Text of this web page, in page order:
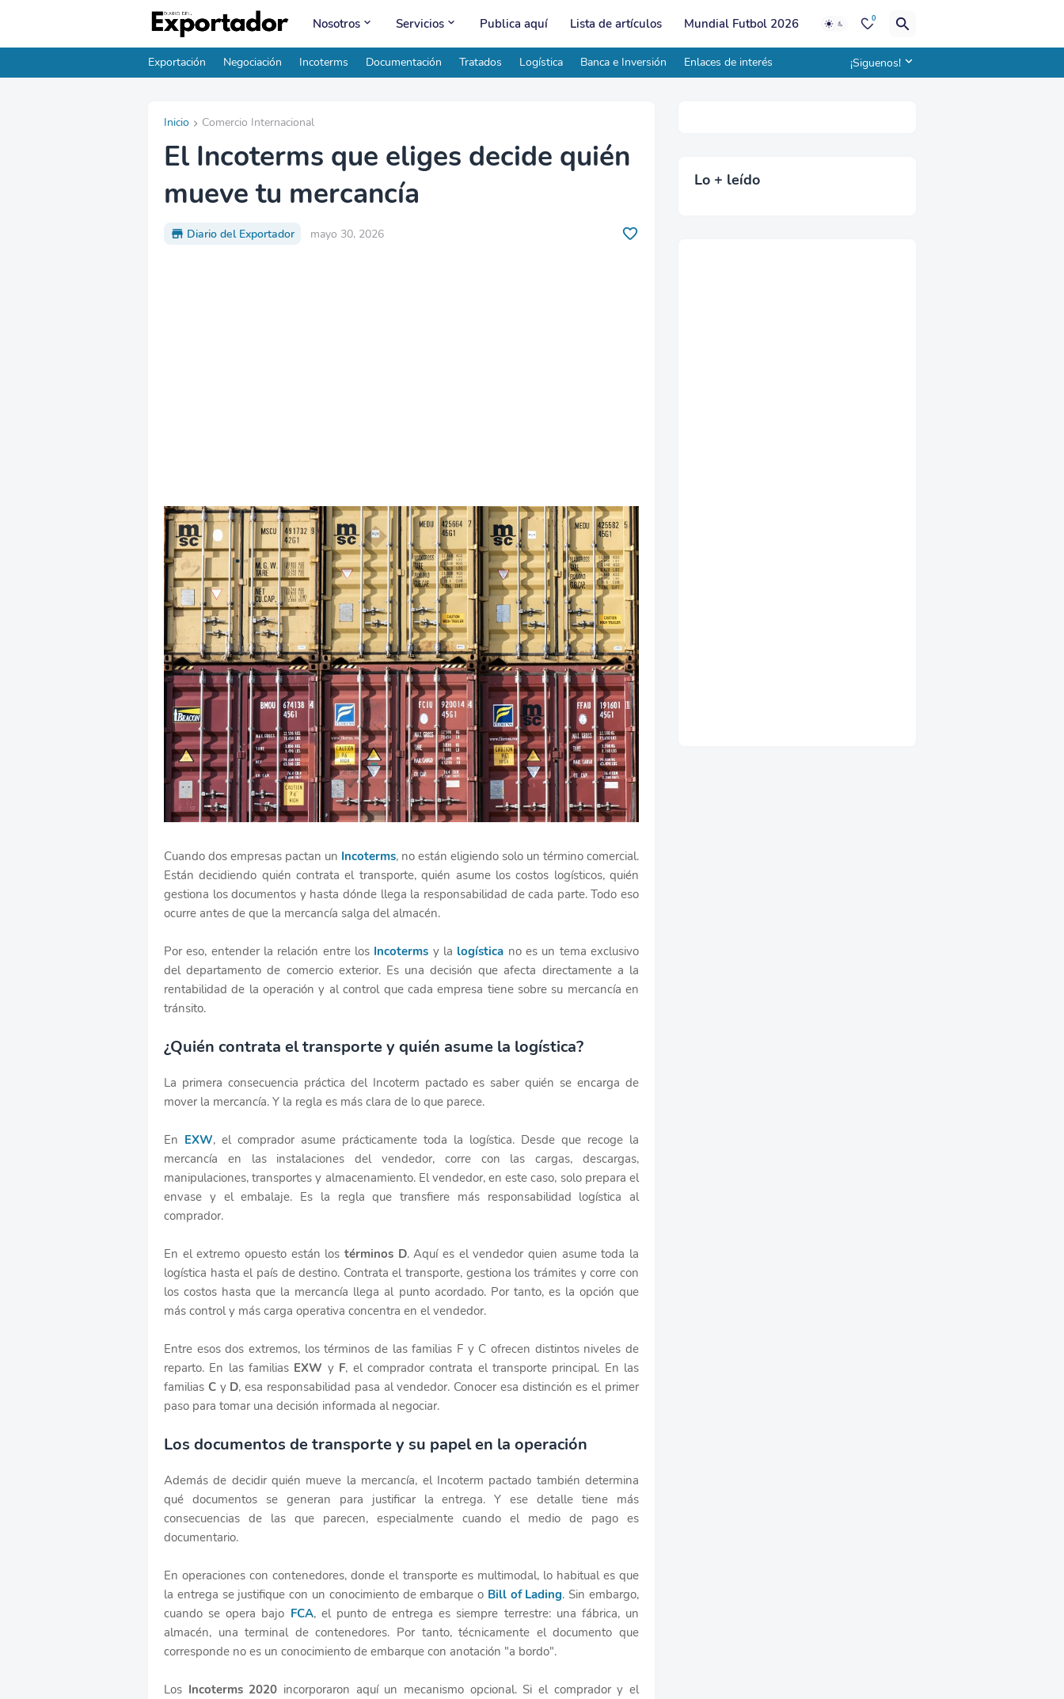
Nosotros Servicios Publica aquí Lista de artículos Mundial Futbol 2026 0
Exportación Negociación Incoterms Documentación Tratados Logística Banca e Inversión Enlaces de interés ¡Siguenos!
Inicio Comercio Internacional
El Incoterms que eliges decide quién
mueve tu mercancía
Diario del Exportador mayo 30, 2026
Cuando dos empresas pactan un Incoterms, no están eligiendo solo un término comercial.
Están decidiendo quién contrata el transporte, quién asume los costos logísticos, quién
gestiona los documentos y hasta dónde llega la responsabilidad de cada parte. Todo eso
ocurre antes de que la mercancía salga del almacén.
Por eso, entender la relación entre los Incoterms y la logística no es un tema exclusivo
del departamento de comercio exterior. Es una decisión que afecta directamente a la
rentabilidad de la operación y al control que cada empresa tiene sobre su mercancía en
tránsito.
¿Quién contrata el transporte y quién asume la logística?
La primera consecuencia práctica del Incoterm pactado es saber quién se encarga de
mover la mercancía. Y la regla es más clara de lo que parece.
En EXW, el comprador asume prácticamente toda la logística. Desde que recoge la
mercancía en las instalaciones del vendedor, corre con las cargas, descargas,
manipulaciones, transportes y almacenamiento. El vendedor, en este caso, solo prepara el
envase y el embalaje. Es la regla que transfiere más responsabilidad logística al
comprador.
En el extremo opuesto están los términos D. Aquí es el vendedor quien asume toda la
logística hasta el país de destino. Contrata el transporte, gestiona los trámites y corre con
los costos hasta que la mercancía llega al punto acordado. Por tanto, es la opción que
más control y más carga operativa concentra en el vendedor.
Entre esos dos extremos, los términos de las familias F y C ofrecen distintos niveles de
reparto. En las familias EXW y F, el comprador contrata el transporte principal. En las
familias Cy D, esa responsabilidad pasa al vendedor. Conocer esa distinción es el primer
paso para tomar una decisión informada al negociar.
Los documentos de transporte y su papel en la operación
Además de decidir quién mueve la mercancía, el Incoterm pactado también determina
qué documentos se generan para justificar la entrega. Y ese detalle tiene más
consecuencias de las que parecen, especialmente cuando el medio de pago es
documentario.
En operaciones con contenedores, donde el transporte es multimodal, lo habitual es que
la entrega se justifique con un conocimiento de embarque o Bill of Lading. Sin embargo,
cuando se opera bajo FCA, el punto de entrega es siempre terrestre: una fábrica, un
almacén, una terminal de contenedores. Por tanto, técnicamente el documento que
corresponde no es un conocimiento de embarque con anotación "a bordo".
Los Incoterms 2020 incorporaron aquí un mecanismo opcional. Si el comprador y el
Lo + leído